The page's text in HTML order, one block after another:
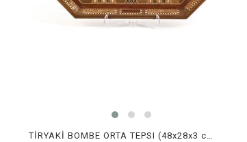
TİRYAKİ BOMBE ORTA TEPSI (48x28x3 cm)